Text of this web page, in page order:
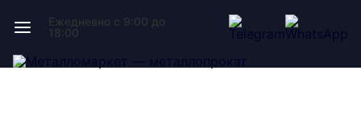
Ежедневно с 9:00 до
18:00